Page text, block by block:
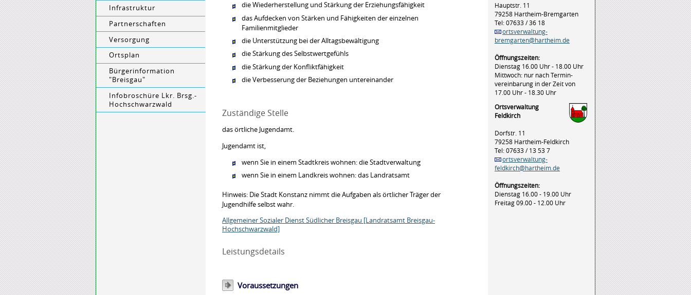
Infrastruktur
Partnerschaften
Versorgung
Ortsplan
Bürgerinformation
"Breisgau"
Infobroschüre Lkr. Brsg.-
Hochschwarzwald
die Wiederherstellung und Stärkung der Erziehungsfähigkeit
das Aufdecken von Stärken und Fähigkeiten der einzelnen
Familienmitglieder
die Unterstützung bei der Alltagsbewältigung
die Stärkung des Selbstwertgefühls
die Stärkung der Konfliktfähigkeit
die Verbesserung der Beziehungen untereinander
Zuständige Stelle
das örtliche Jugendamt.
Jugendamt ist,
wenn Sie in einem Stadtkreis wohnen: die Stadtverwaltung
wenn Sie in einem Landkreis wohnen: das Landratsamt
Hinweis: Die Stadt Konstanz nimmt die Aufgaben als örtlicher Träger der
Jugendhilfe selbst wahr.
Allgemeiner Sozialer Dienst Südlicher Breisgau [Landratsamt Breisgau-
Hochschwarzwald]
Leistungsdetails
Voraussetzungen
Hauptstr. 11
79258 Hartheim-Bremgarten
Tel: 07633 / 36 18
ortsverwaltung-
bremgarten@hartheim.de
Öffnungszeiten:
Dienstag 16.00 Uhr - 18.00 Uhr
Mittwoch: nur nach Termin-
vereinbarung in der Zeit von
17.00 Uhr - 18.30 Uhr
Ortsverwaltung
Feldkirch
Dorfstr. 11
79258 Hartheim-Feldkirch
Tel: 07633 / 13 53 7
ortsverwaltung-
feldkirch@hartheim.de
Öffnungszeiten:
Dienstag 16.00 - 19.00 Uhr
Freitag 09.00 - 12.00 Uhr